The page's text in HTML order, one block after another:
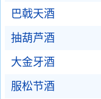
巴戟天酒
抽葫芦酒
大金牙酒
服松节酒